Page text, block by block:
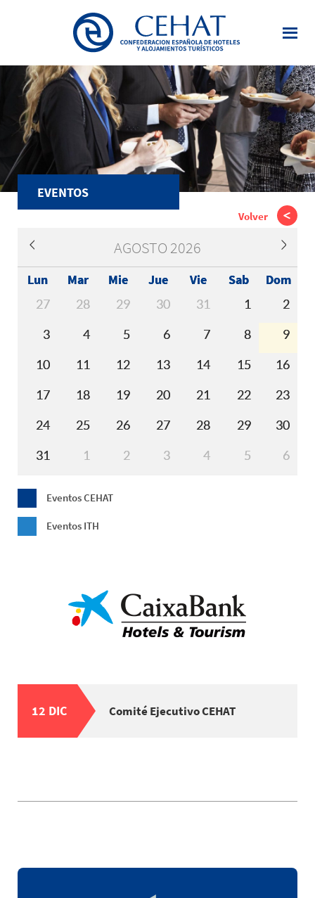
principal
EVENTOS
Volver
AGOSTO 2026
Lun Mar Mie Jue Vie Sab Dom
27 28 29 30 31 1 2
3 4 5 6 7 8 9
10 11 12 13 14 15 16
17 18 19 20 21 22 23
24 25 26 27 28 29 30
31 1 2 3 4 5 6
Eventos CEHAT
Eventos ITH
12 DIC Comité Ejecutivo CEHAT